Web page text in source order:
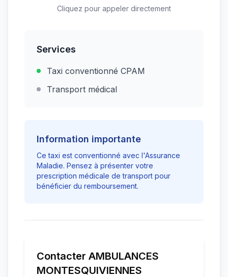
Cliquez pour appeler directement
Services
Taxi conventionné CPAM
Transport médical
Information importante
Ce taxi est conventionné avec l'Assurance
Maladie. Pensez à présenter votre
prescription médicale de transport pour
bénéficier du remboursement.
Contacter AMBULANCES
MONTESQUIVIENNES